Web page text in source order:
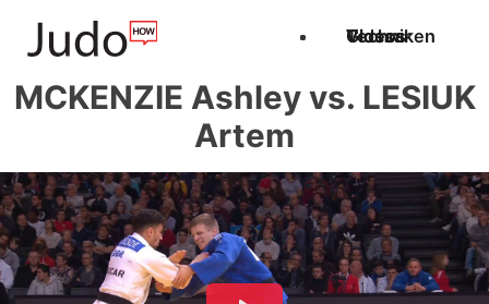
Techniken
Videos
Glossar
MCKENZIE Ashley vs. LESIUK
Artem